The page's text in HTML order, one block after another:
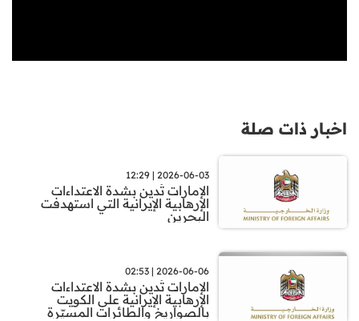
اخبار ذات صلة
2026-06-03 | 12:29
الإمارات تُدين بشدة الاعتداءات
الإرهابية الإيرانية التي استهدفت
البحرين
2026-06-06 | 02:53
الإمارات تُدين بشدة الاعتداءات
الإرهابية الإيرانية على الكويت
بالصواريخ والطائرات المسيّرة